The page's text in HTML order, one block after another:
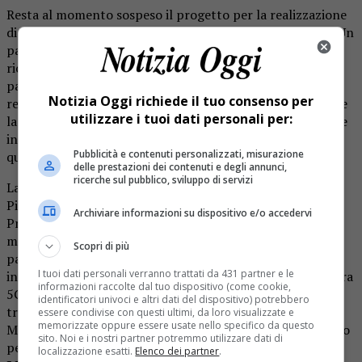
Resta al momento sospeso il progetto per la realizzazione
di una antenna per telefonia mobile e 5G a Valmaggiore. Un
parere negativo espresso in ambito regionale, con una
richiesta di revisione dell’impianto per ragioni
paesaggistiche, è stato contestato dalle società
realizzatrici, e sarà ora la Sovrintendenza a dover dirimere
la questione e definire il futuro dell’antenna. A Quarona, e
in particolare nella frazione, ora si attende di conoscere
quale sarà la decisione.
La realizzazione della struttura nella frazione rientra nel
Piano Italia finanziato dall’Unione Europea (con fondi
Pnrr) che si pone l’obiettivo di coprire aree attualmente
mal servite e che sono a basso interesse di mercato da
parte delle compagnie, che non prevederebbero quindi
investimenti specifici. L’obiettivo è garantire una copertura
5G ad altissima velocità entro il 2026. L’antenna (alta
trenta metri) sorgerà su un terreno pubblico in Canton
Martinone, dall’uscita di Valmaggiore in direzione del bivio
per Lovario.
Notizia Oggi richiede il tuo consenso per
utilizzare i tuoi dati personali per:
Pubblicità e contenuti personalizzati, misurazione
delle prestazioni dei contenuti e degli annunci,
ricerche sul pubblico, sviluppo di servizi
Archiviare informazioni su dispositivo e/o accedervi
Scopri di più
I tuoi dati personali verranno trattati da 431 partner e le
informazioni raccolte dal tuo dispositivo (come cookie,
identificatori univoci e altri dati del dispositivo) potrebbero
essere condivise con questi ultimi, da loro visualizzate e
memorizzate oppure essere usate nello specifico da questo
sito. Noi e i nostri partner potremmo utilizzare dati di
localizzazione esatti. Elenco dei partner.